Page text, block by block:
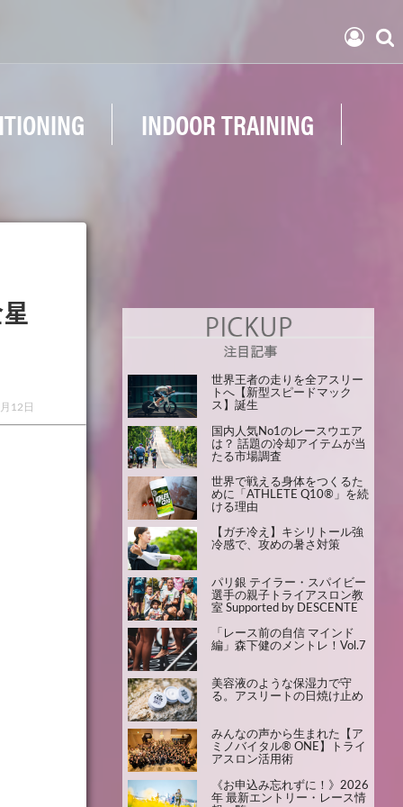
INDOOR TRAINING
12日
世界王者の走りを全アスリー
トへ【新型スピードマック
ス】誕生
国内人気No1のレースウエア
は？ 話題の冷却アイテムが当
たる市場調査
世界で戦える身体をつくるた
めに「ATHLETE Q10®」を続
ける理由
【ガチ冷え】キシリトール強
冷感で、攻めの暑さ対策
パリ銀 テイラー・スパイビー
選手の親子トライアスロン教
室 Supported by DESCENTE
「レース前の自信 マインド
編」森下健のメントレ！Vol.7
美容液のような保湿力で守
る。アスリートの日焼け止め
みんなの声から生まれた【ア
ミノバイタル® ONE】トライ
アスロン活用術
《お申込み忘れずに！》2026
年 最新エントリー・レース情